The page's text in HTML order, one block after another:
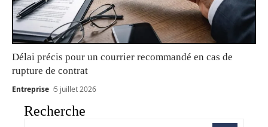
Délai précis pour un courrier recommandé en cas de
rupture de contrat
Entreprise 5 juillet 2026
Recherche